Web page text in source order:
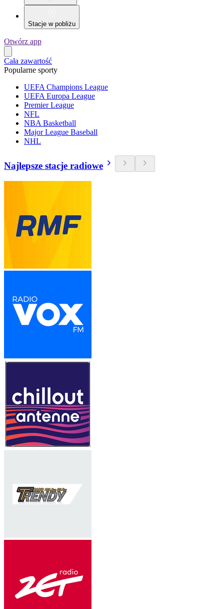
Stacje w pobliżu
Otwórz app
Cała zawartość
Popularne sporty
UEFA Champions League
UEFA Europa League
Premier League
NFL
NBA Basketball
Major League Baseball
NHL
Najlepsze stacje radiowe